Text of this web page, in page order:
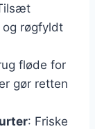
røgfyldt
fløde for
gør retten
: Friske